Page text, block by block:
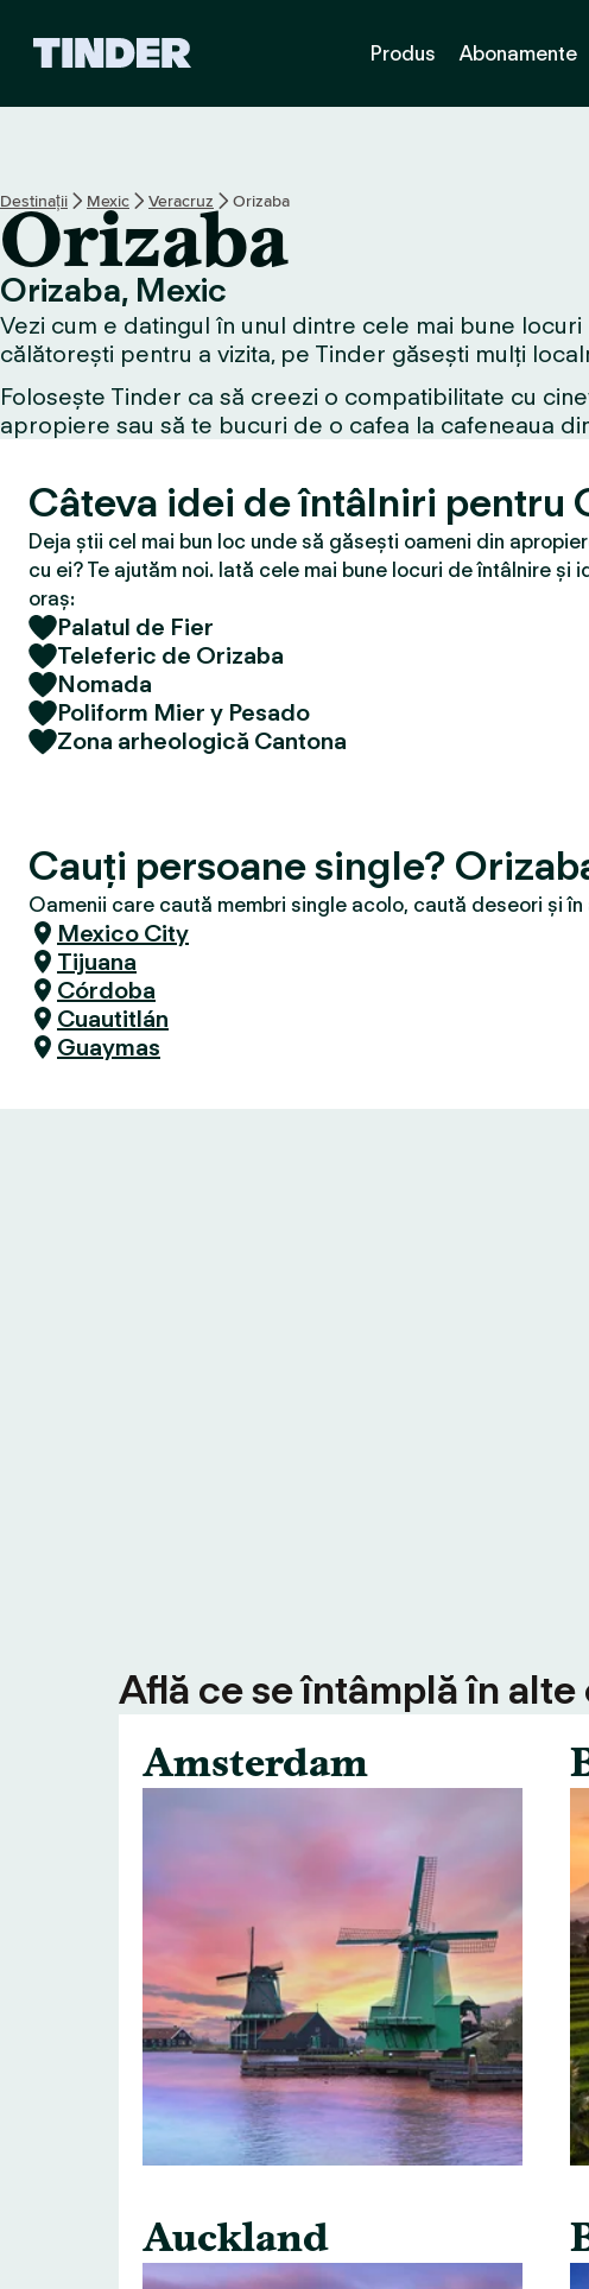
i
n
e
r
Produs Abonamente
Destinații Mexic Veracruz Orizaba
Orizaba
Orizaba, Mexic
Vezi cum e datingul în unul dintre cele mai bune
călătorești pentru a vizita, pe Tinder găsești mulți
Folosește Tinder ca să creezi o compatibilitate cu
apropiere sau să te bucuri de o cafea la cafeneaua
Câteva idei de întâlniri pentru
Deja știi cel mai bun loc unde să găsești oameni din
cu ei? Te ajutăm noi. Iată cele mai bune locuri de întâlnire și
oraș:
Palatul de Fier
Teleferic de Orizaba
Nomada
Poliform Mier y Pesado
Zona arheologică Cantona
Cauți persoane single?
Oamenii care caută membri single acolo, caută deseori și
Mexico City
Tijuana
Córdoba
Cuautitlán
Guaymas
Află ce se întâmplă în
Amsterdam
Auckland